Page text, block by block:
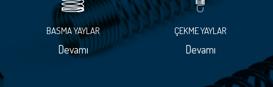
BASMA YAYLAR
Ø 0.2-13 mm
Devamı
ÇEKME YAYLAR
Ø 0.2-13 mm
Devamı